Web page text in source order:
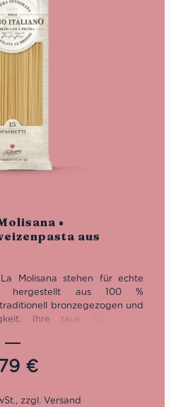
•
aus
Molisana stehen für echte
hergestellt aus 100 %
bronzegezogen und
Ihre raue Oberfläche
Gerichten. Eine hochwertige
produziert von einem der
Italiens.
€